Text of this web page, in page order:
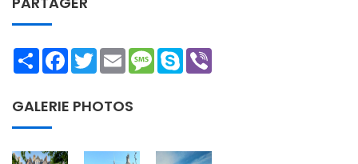
ShareFacebookTwitterEmailMessage
Skype
GALERIE PHOTOS